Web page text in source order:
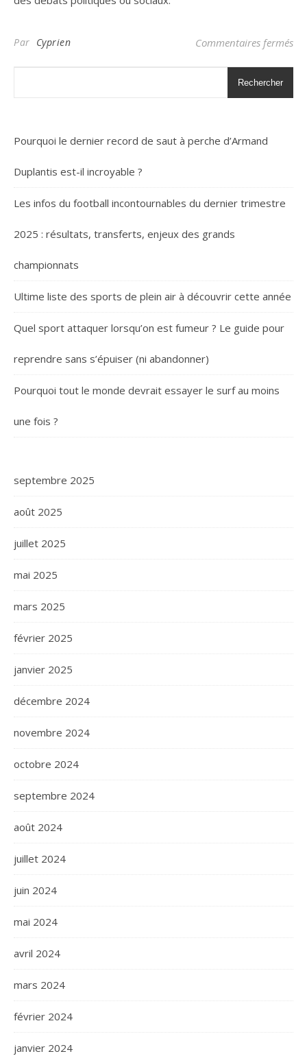
Par Cyprien Commentaires fermés
Rechercher
Pourquoi le dernier record de saut à perche d’Armand
Duplantis est-il incroyable ?
Les infos du football incontournables du dernier trimestre
2025 : résultats, transferts, enjeux des grands
championnats
Ultime liste des sports de plein air à découvrir cette année
Quel sport attaquer lorsqu’on est fumeur ? Le guide pour
reprendre sans s’épuiser (ni abandonner)
Pourquoi tout le monde devrait essayer le surf au moins
une fois ?
septembre 2025
août 2025
juillet 2025
mai 2025
mars 2025
février 2025
janvier 2025
décembre 2024
novembre 2024
octobre 2024
septembre 2024
août 2024
juillet 2024
juin 2024
mai 2024
avril 2024
mars 2024
février 2024
janvier 2024